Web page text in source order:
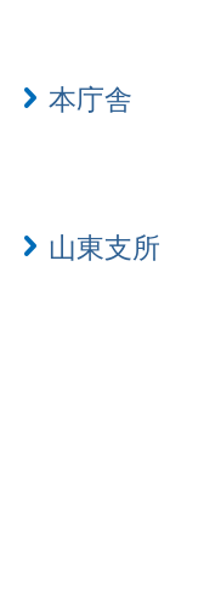
本庁舎
山東支所